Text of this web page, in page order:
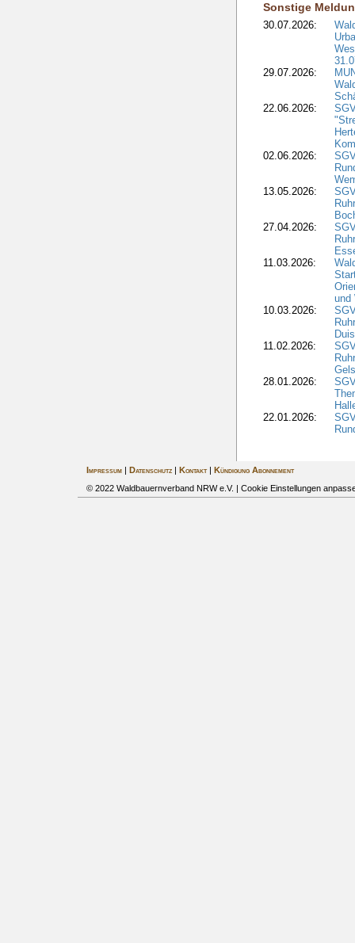
Sonstige
30.07.2026:
29.07.2026:
22.06.2026:
02.06.2026:
13.05.2026:
27.04.2026:
11.03.2026:
und
10.03.2026:
11.02.2026:
28.01.2026:
22.01.2026:
Impressum| Datenschutz| Kontakt|
Kündigung Abonnement
© 2022 Waldbauernverband NRW e.V. | Cookie Einstellungen